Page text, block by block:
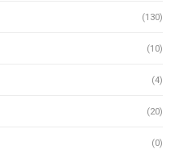
(130)
(10)
(4)
(20)
(0)